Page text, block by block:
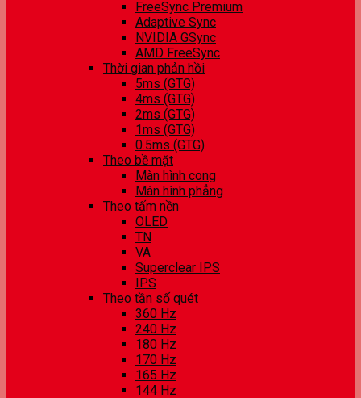
FreeSync Premium
Adaptive Sync
NVIDIA GSync
AMD FreeSync
Thời gian phản hồi
5ms (GTG)
4ms (GTG)
2ms (GTG)
1ms (GTG)
0.5ms (GTG)
Theo bề mặt
Màn hình cong
Màn hình phẳng
Theo tấm nền
OLED
TN
VA
Superclear IPS
IPS
Theo tần số quét
360 Hz
240 Hz
180 Hz
170 Hz
165 Hz
144 Hz